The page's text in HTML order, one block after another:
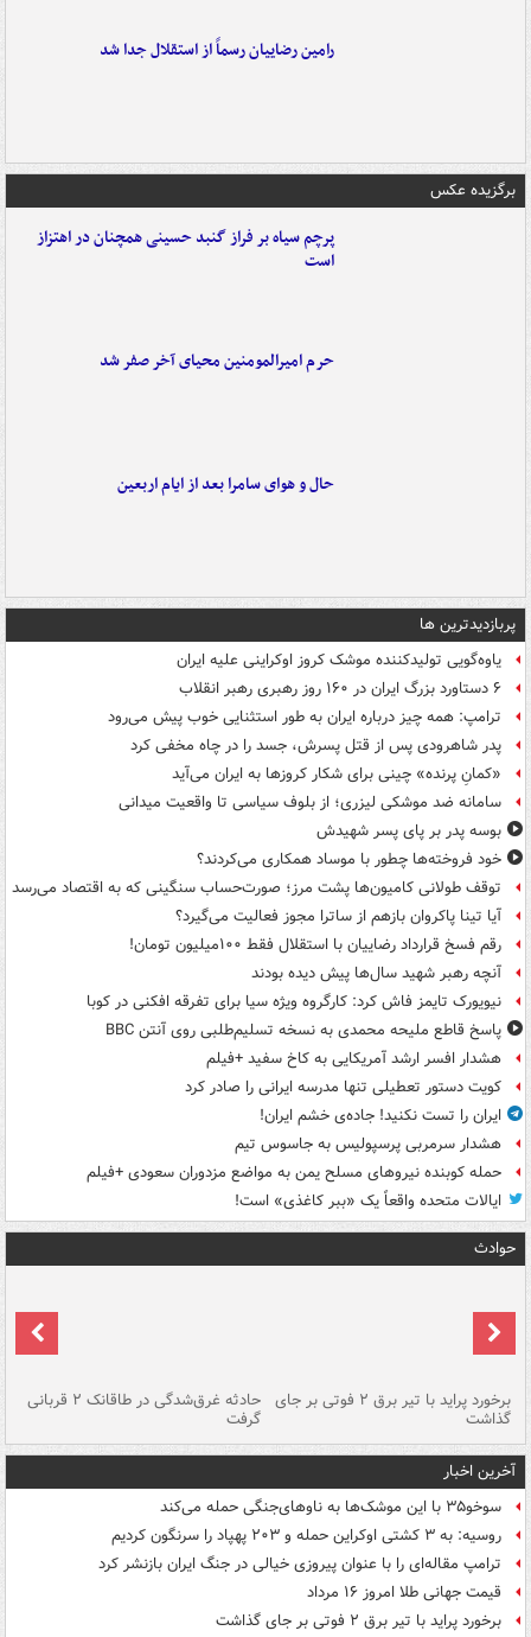
رامین رضاییان رسماً از استقلال جدا شد
برگزیده عکس
پرچم سیاه بر فراز گنبد حسینی همچنان در اهتزاز
است
حرم امیرالمومنین محیای آخر صفر شد
حال و هوای سامرا بعد از ایام اربعین
پربازدیدترین ها
یاوه‌گویی تولیدکننده موشک کروز اوکراینی علیه ایران
۶ دستاورد بزرگ ایران در ۱۶۰ روز رهبری رهبر انقلاب
ترامپ: همه چیز درباره ایران به طور استثنایی خوب پیش می‌رود
پدر شاهرودی پس از قتل پسرش، جسد را در چاه مخفی کرد
«کمانِ پرنده» چینی برای شکار کروزها به ایران می‌آید
سامانه ضد موشکی لیزری؛ از بلوف سیاسی تا واقعیت میدانی
بوسه‌ پدر بر پای پسر شهیدش
خود فروخته‌ها چطور با موساد همکاری می‌کردند؟
توقف طولانی کامیون‌ها پشت مرز؛ صورت‌حساب سنگینی که به اقتصاد می‌رسد
آیا تینا پاکروان بازهم از ساترا مجوز فعالیت می‌گیرد؟
رقم فسخ قرارداد رضاییان با استقلال فقط ۱۰۰میلیون تومان!
آنچه رهبر شهید سال‌ها پیش دیده بودند
نیویورک تایمز فاش کرد: کارگروه ویژه سیا برای تفرقه افکنی در کوبا
پاسخ قاطع ملیحه محمدی به نسخه تسلیم‌طلبی روی آنتن BBC
هشدار افسر ارشد آمریکایی به کاخ سفید +فیلم
کویت دستور تعطیلی تنها مدرسه ایرانی را صادر کرد
ایران را تست نکنید! جاده‌ی خشم ایران!
هشدار سرمربی پرسپولیس به جاسوس تیم
حمله کوبنده نیروهای مسلح یمن به مواضع مزدوران سعودی +فیلم
ایالات متحده واقعاً یک «ببر کاغذی» است!
حوادث
برخورد پراید با تیر برق ۲ فوتی بر جای
گذاشت
حادثه غرق‌شدگی در طاقانک ۲ قربانی
گرفت
آخرین اخبار
سوخو۳۵ با این موشک‌ها به ناوهای‌جنگی حمله می‌کند
روسیه: به ۳ کشتی اوکراین حمله و ۲۰۳ پهپاد را سرنگون کردیم
ترامپ مقاله‌ای را با عنوان پیروزی خیالی در جنگ ایران بازنشر کرد
قیمت جهانی طلا امروز ۱۶ مرداد
برخورد پراید با تیر برق ۲ فوتی بر جای گذاشت